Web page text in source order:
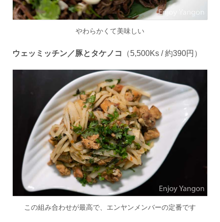
やわらかくて美味しい
ウェッミッチン／豚とタケノコ （5,500Ks /約390円）
この組み合わせが最高で、エンヤンメンバーの定番です